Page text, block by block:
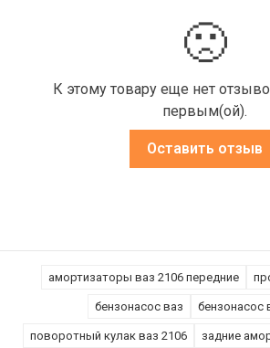
🙁
К этому товару еще нет
первым(ой).
Оставить отзыв
амортизаторы ваз 2106 передние
бензонасос ваз бензонасос
поворотный кулак ваз 2106 задние